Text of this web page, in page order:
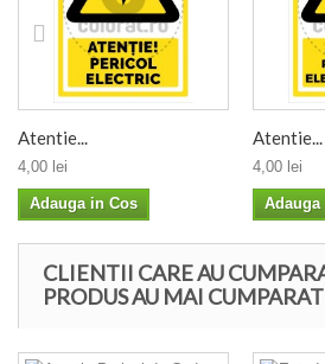
Atentie...
4,00 lei
Adauga in Cos
Atentie...
4,00 lei
Adauga
CLIENTII CARE AU
PRODUS AU MAI CUMPARAT